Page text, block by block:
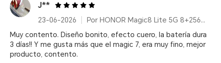
J**
23-06-2026
Por HONOR Magic8 Lite 5G 8+256GB Reddish Brown/ 7500mAh/ IP68/IP69K/ 6000nits/ 2.5m Resistencia a caídas certificada
Muy contento. Diseño bonito, efecto cuero, la batería dura
3 días!! Y me gusta más que el magic 7, era muy fino, mejor
producto, contento.